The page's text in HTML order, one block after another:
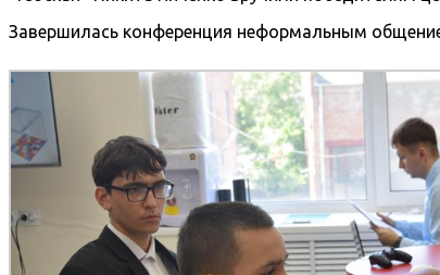
Завершилась конференция неформальным